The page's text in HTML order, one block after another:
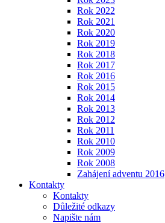
Rok 2022
Rok 2021
Rok 2020
Rok 2019
Rok 2018
Rok 2017
Rok 2016
Rok 2015
Rok 2014
Rok 2013
Rok 2012
Rok 2011
Rok 2010
Rok 2009
Rok 2008
Zahájení adventu 2016
Kontakty
Kontakty
Důležité odkazy
Napište nám